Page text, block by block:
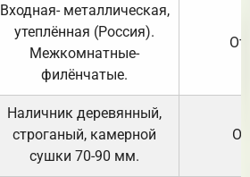
Входная- металлическая,
утеплённая (Россия).
Межкомнатные-
филёнчатые.
Наличник деревянный,
строганый, камерной
сушки 70-90 мм.